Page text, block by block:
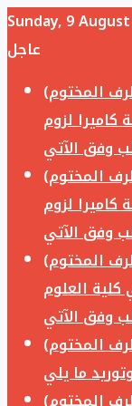
Sunday, 9
عاجل
المختوم)
كاميرا لزوم
المختوم)
كاميرا لزوم
المختوم)
كلية العلوم
المختوم)